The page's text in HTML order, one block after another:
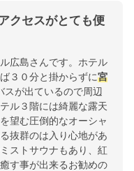
クセスがとても便
広島さんです。ホテル
３０分と掛からずに宮
スが出ているので周辺
ル３階には綺麗な露天
望む圧倒的なオーシャ
抜群のは入り心地があ
ストサウナもあり、紅
す事が出来るお勧めの